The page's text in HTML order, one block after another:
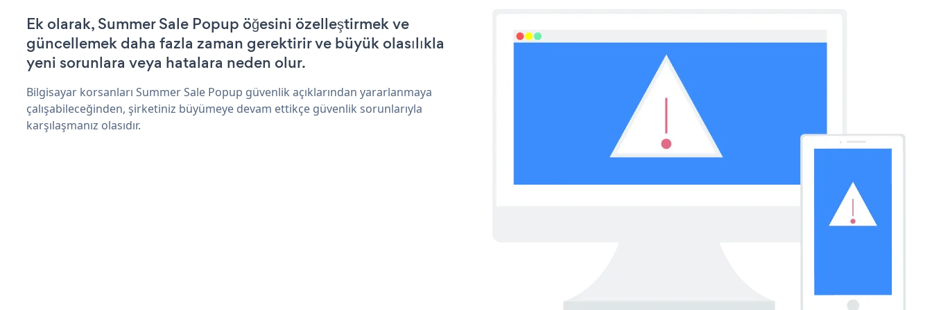
Ek olarak, Summer Sale Popup öğesini özelleştirmek ve
güncellemek daha fazla zaman gerektirir ve büyük olasılıkla
yeni sorunlara veya hatalara neden olur.
Bilgisayar korsanları Summer Sale Popup güvenlik açıklarından yararlanmaya
çalışabileceğinden, şirketiniz büyümeye devam ettikçe güvenlik sorunlarıyla
karşılaşmanız olasıdır.